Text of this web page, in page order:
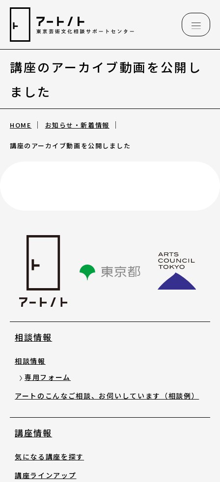
相談情報
専用フォーム
気になる講座を探す
講座ラインアップ
公開中のアーカイブ動画
2025年度 過去の講座
2023年度以前 過去の講座
修了生
講座のアーカイブ動画を公開し
ました
HOME お知らせ・新着情報
講座のアーカイブ動画を公開しました
相談情報
相談情報
専用フォーム
アートのこんなご相談、お伺いしています（相談例）
講座情報
気になる講座を探す
講座ラインアップ